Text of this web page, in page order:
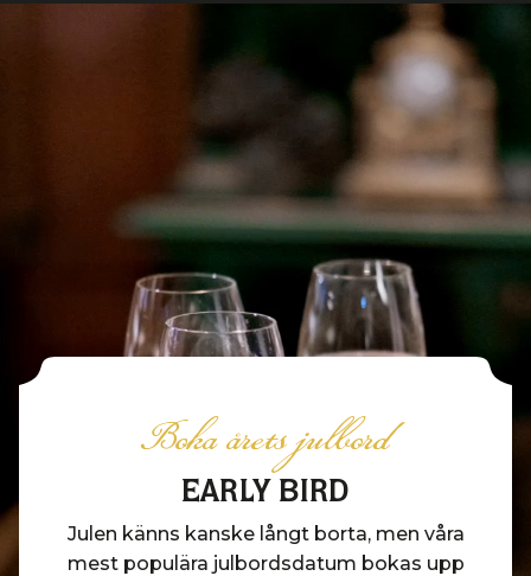
Boka årets julbord
EARLY BIRD
Julen känns kanske långt borta, men våra
mest populära julbordsdatum bokas upp